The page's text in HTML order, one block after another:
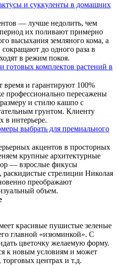
и суккуленты в домашних
— лучше недолить, чем
их поливают примерно
высыхания земляного кома, а
до одного раза в
в режим покоя.
комплектов растений в
время и гарантируют 100%
профессионально пересажены
и стилю кашпо с
грунтом. Клиенту
в интерьере.
выбрать для премиального
акцентов в просторных
крупные архитектурные
— взрослые фикусы
стрелиции Николая
преображают
объем.
красивые пушистые зеленые
главной «изюминкой». С
цветочку желаемую форму.
к новым условиям и может
центрах и т.д.